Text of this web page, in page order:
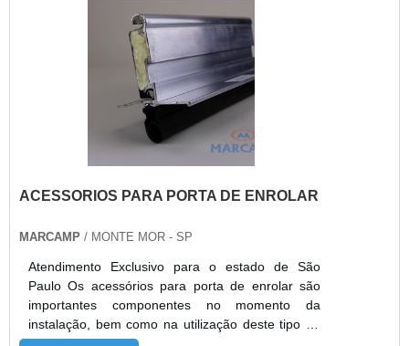
ACESSORIOS PARA PORTA DE ENROLAR
MARCAMP / MONTE MOR - SP
Atendimento Exclusivo para o estado de São
Paulo Os acessórios para porta de enrolar são
importantes componentes no momento da
instalação, bem como na utilização deste tipo de